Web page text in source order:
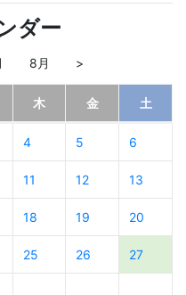
ダー
8月 >
木 金 土
4 5 6
11 12 13
18 19 20
25 26 27